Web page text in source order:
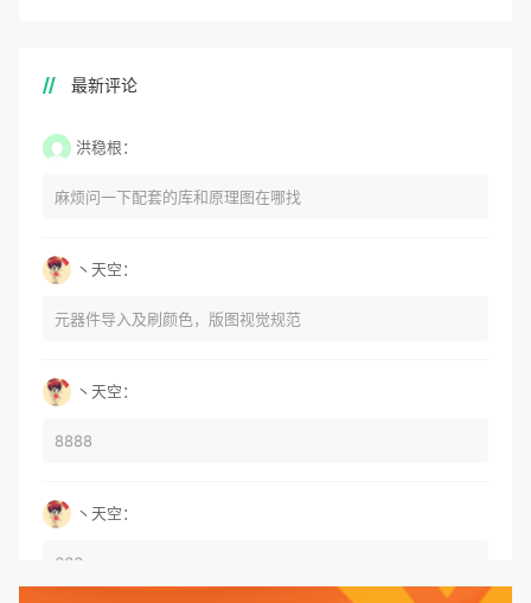
最新评论
洪稳根：
麻烦问一下配套的库和原理图在哪找
丶天空：
元器件导入及刷颜色，版图视觉规范
丶天空：
8888
丶天空：
666